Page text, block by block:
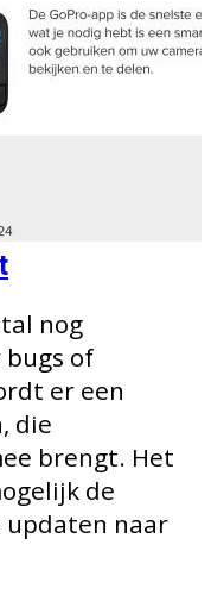
nog
bugs of
er een
die
brengt. Het
de
updaten naar